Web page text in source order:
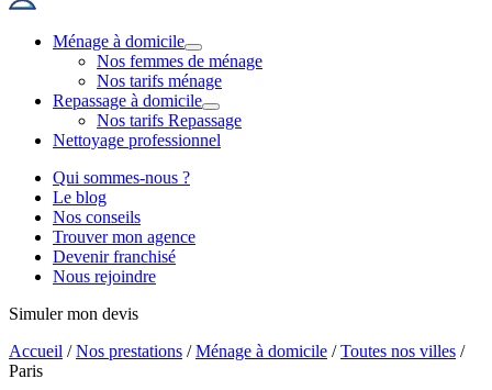
Ménage à domicile
Nos femmes de ménage
Nos tarifs ménage
Repassage à domicile
Nos tarifs Repassage
Nettoyage professionnel
Qui sommes-nous ?
Le blog
Nos conseils
Trouver mon agence
Devenir franchisé
Nous rejoindre
Simuler mon devis
Accueil /Nos prestations /Ménage à domicile /Toutes nos villes /
Paris